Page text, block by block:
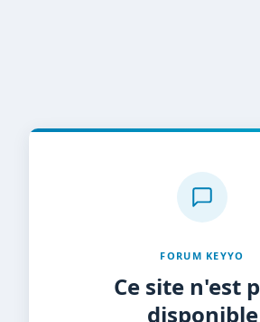
FORUM KEYYO
Ce site n'est
disponible